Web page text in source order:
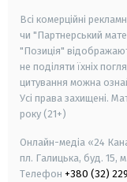
Всі комерційні
чи "Партнерський
"Позиція"
не поділяти їхніх
цитування можна
Усі права захищені.
року (21+)
Онлайн-медіа «24
пл. Галицька, буд. 15,
Телефон +380 (32)